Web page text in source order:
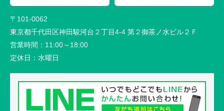
〒101-0062
東京都千代田区神田駿河台２丁目4-4 第２御茶ノ水ビル２Ｆ
営業時間： 11:00～18:00
定休日： 水曜日